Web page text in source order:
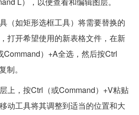
（如矩形选框工具）将需要替换的
打开希望使用的新表格文件，在新
Command）+A全选，然后按Ctrl
制。
上，按Ctrl（或Command）+V粘贴
动工具将其调整到适当的位置和大